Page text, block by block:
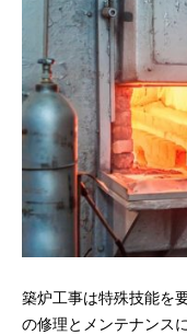
築炉工事は特殊技能を
の修理とメンテナンス